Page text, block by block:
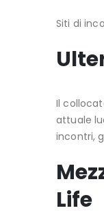
Siti di
Il
attuale
incontri,
Life